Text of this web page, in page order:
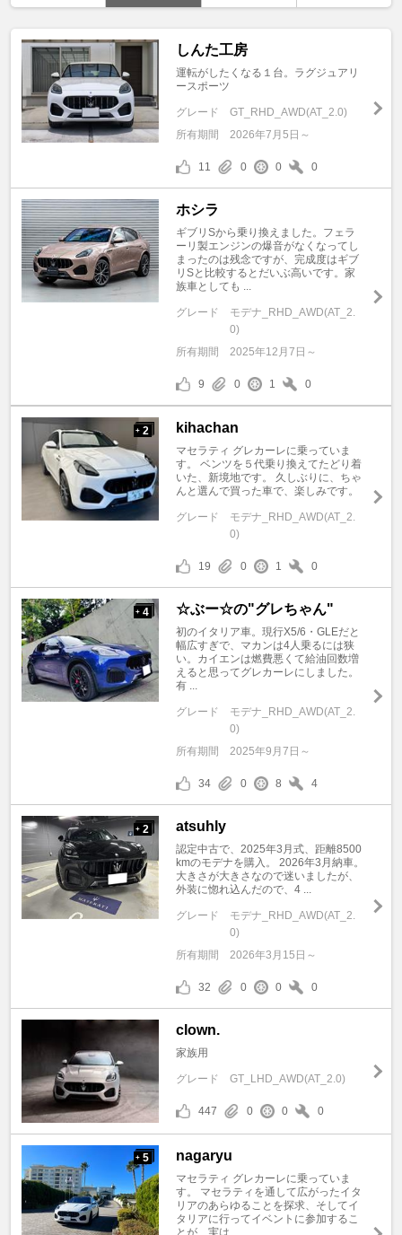
しんた工房
運転がしたくなる１台。ラグジュアリ
ースポーツ
グレード
GT_RHD_AWD(AT_2.0)
所有期間
2026年7月5日～
11 0 0 0
ホシラ
ギブリSから乗り換えました。フェラ
ーリ製エンジンの爆音がなくなってし
まったのは残念ですが、完成度はギブ
リSと比較するとだいぶ高いです。家
族車としても ...
グレード
モデナ_RHD_AWD(AT_2.
0)
所有期間
2025年12月7日～
9 0 1 0
+ 2 kihachan
マセラティ グレカーレに乗っていま
す。 ベンツを５代乗り換えてたどり着
いた、新境地です。 久しぶりに、ちゃ
んと選んで買った車で、楽しみです。
グレード
モデナ_RHD_AWD(AT_2.
0)
19 0 1 0
+ 4 ☆ぶー☆の"グレちゃん"
初のイタリア車。現行X5/6・GLEだと
幅広すぎで、マカンは4人乗るには狭
い。カイエンは燃費悪くて給油回数増
えると思ってグレカーレにしました。
有 ...
グレード
モデナ_RHD_AWD(AT_2.
0)
所有期間
2025年9月7日～
34 0 8 4
+ 2 atsuhly
認定中古で、2025年3月式、距離8500
kmのモデナを購入。 2026年3月納車。
大きさが大きさなので迷いましたが、
外装に惚れ込んだので、4 ...
グレード
モデナ_RHD_AWD(AT_2.
0)
所有期間
2026年3月15日～
32 0 0 0
clown.
家族用
グレード GT_LHD_AWD(AT_2.0)
447 0 0 0
+ 5 nagaryu
マセラティ グレカーレに乗っていま
す。 マセラティを通して広がったイタ
リアのあらゆることを探求、そしてイ
タリアに行ってイベントに参加するこ
とが、実は ...